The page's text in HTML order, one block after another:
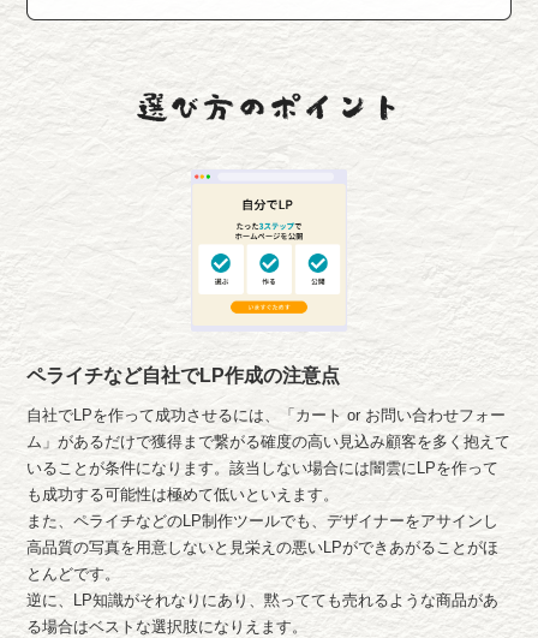
ペライチなど自社でLP作成の注意点
自社でLPを作って成功させるには、「カート or お問い合わせフォー
ム」があるだけで獲得まで繋がる確度の高い見込み顧客を多く抱えて
いることが条件になります。該当しない場合には闇雲にLPを作って
も成功する可能性は極めて低いといえます。
また、ペライチなどのLP制作ツールでも、デザイナーをアサインし
高品質の写真を用意しないと見栄えの悪いLPができあがることがほ
とんどです。
逆に、LP知識がそれなりにあり、黙ってても売れるような商品があ
る場合はベストな選択肢になりえます。